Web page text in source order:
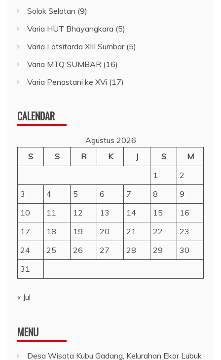
Solok Selatan (9)
Varia HUT Bhayangkara (5)
Varia Latsitarda XIII Sumbar(5)
Varia MTQ SUMBAR (16)
Varia Penastani ke XVi (17)
CALENDAR
Agustus 2026
S
S R K J S
M
1
2
3
4 5 6 7 8
9
10
11 12 13 14 15
16
17
18 19 20 21 22
23
24
25 26 27 28 29
30
31
« Jul
MENU
Desa Wisata Kubu Gadang, Kelurahan Ekor Lubuk